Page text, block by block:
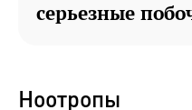
серьезные
Ноотропы